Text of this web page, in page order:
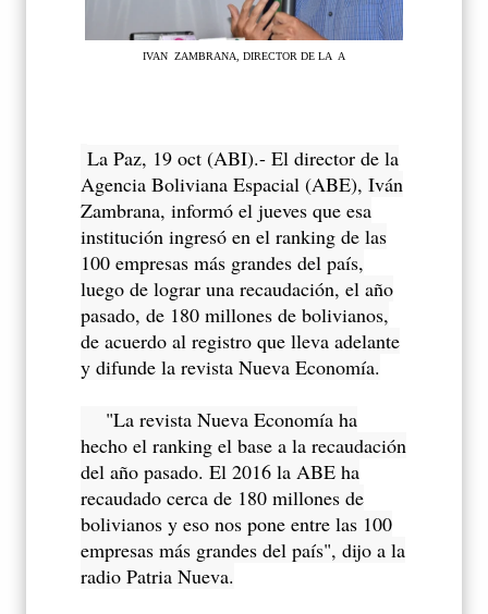
IVAN ZAMBRANA, DIRECTOR DE LA A
La Paz, 19 oct (ABI).- El director de la
Agencia Boliviana Espacial (ABE), Iván
Zambrana, informó el jueves que esa
institución ingresó en el ranking de las
100 empresas más grandes del país,
luego de lograr una recaudación, el año
pasado, de 180 millones de bolivianos,
de acuerdo al registro que lleva adelante
y difunde la revista Nueva Economía.
"La revista Nueva Economía ha
hecho el ranking el base a la recaudación
del año pasado. El 2016 la ABE ha
recaudado cerca de 180 millones de
bolivianos y eso nos pone entre las 100
empresas más grandes del país", dijo a la
radio Patria Nueva.